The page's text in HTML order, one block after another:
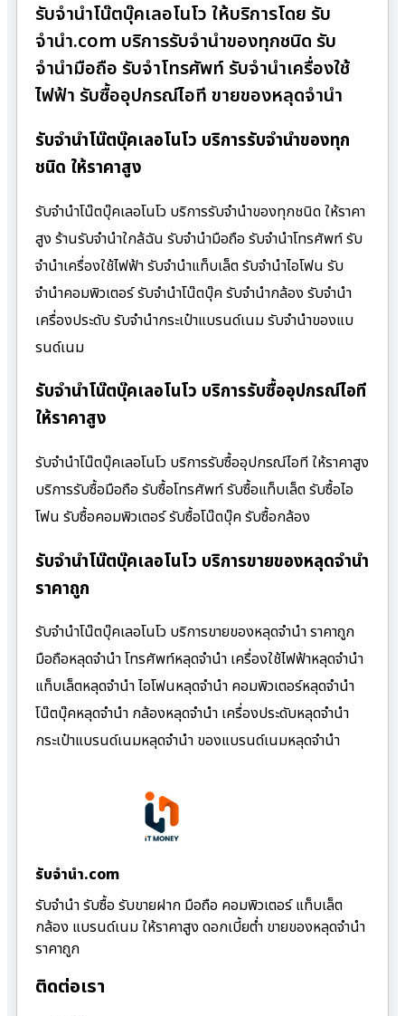
รับจำนำโน๊ตบุ๊คเลอโนโว ให้บริการโดย รับ
จํานํา.com บริการรับจำนำของทุกชนิด รับ
จำนำมือถือ รับจำโทรศัพท์ รับจำนำเครื่องใช้
ไฟฟ้า รับซื้ออุปกรณ์ไอที ขายของหลุดจำนำ
รับจำนำโน๊ตบุ๊คเลอโนโว บริการรับจำนำของทุก
ชนิด ให้ราคาสูง
รับจำนำโน๊ตบุ๊คเลอโนโว บริการรับจำนำของทุกชนิด ให้ราคา
สูง ร้านรับจํานําใกล้ฉัน รับจำนำมือถือ รับจำนำโทรศัพท์ รับ
จำนำเครื่องใช้ไฟฟ้า รับจำนำแท็บเล็ต รับจำนำไอโฟน รับ
จำนำคอมพิวเตอร์ รับจำนำโน๊ตบุ๊ค รับจำนำกล้อง รับจำนำ
เครื่องประดับ รับจำนำกระเป๋าแบรนด์เนม รับจำนำของแบ
รนด์เนม
รับจำนำโน๊ตบุ๊คเลอโนโว บริการรับซื้ออุปกรณ์ไอที
ให้ราคาสูง
รับจำนำโน๊ตบุ๊คเลอโนโว บริการรับซื้ออุปกรณ์ไอที ให้ราคาสูง
บริการรับซื้อมือถือ รับซื้อโทรศัพท์ รับซื้อแท็บเล็ต รับซื้อไอ
โฟน รับซื้อคอมพิวเตอร์ รับซื้อโน๊ตบุ๊ค รับซื้อกล้อง
รับจำนำโน๊ตบุ๊คเลอโนโว บริการขายของหลุดจำนำ
ราคาถูก
รับจำนำโน๊ตบุ๊คเลอโนโว บริการขายของหลุดจำนำ ราคาถูก
มือถือหลุดจำนำ โทรศัพท์หลุดจำนำ เครื่องใช้ไฟฟ้าหลุดจำนำ
แท็บเล็ตหลุดจำนำ ไอโฟนหลุดจำนำ คอมพิวเตอร์หลุดจำนำ
โน๊ตบุ๊คหลุดจำนำ กล้องหลุดจำนำ เครื่องประดับหลุดจำนำ
กระเป๋าแบรนด์เนมหลุดจำนำ ของแบรนด์เนมหลุดจำนำ
รับจํานํา.com
รับจำนำ รับซื้อ รับขายฝาก มือถือ คอมพิวเตอร์ แท็บเล็ต
กล้อง แบรนด์เนม ให้ราคาสูง ดอกเบี้ยต่ำ ขายของหลุดจำนำ
ราคาถูก
ติดต่อเรา